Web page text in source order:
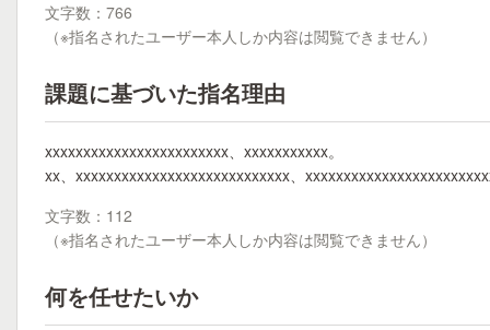
文字数：766
（※指名されたユーザー本人しか内容は閲覧できません）
課題に基づいた指名理由
xxxxxxxxxxxxxxxxxxxxxxxx、xxxxxxxxxxx。
xx、xxxxxxxxxxxxxxxxxxxxxxxxxxxx、
文字数：112
（※指名されたユーザー本人しか内容は閲覧できません）
何を任せたいか